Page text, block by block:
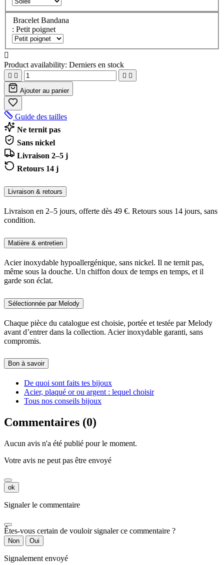
Bracelet Bandana
: Petit poignet

Product availability: Derniers en stock
   
Ajouter au panier
Guide des tailles
Ne ternit pas
Sans nickel
Livraison 2–5 j
Retours 14 j
Livraison & retours
Livraison en 2–5 jours, offerte dès 49 €. Retours sous 14 jours, sans
condition.
Matière & entretien
Acier inoxydable hypoallergénique, sans nickel. Il ne ternit pas,
même sous la douche. Un chiffon doux de temps en temps, et il
garde son éclat.
Sélectionnée par Melody
Chaque pièce du catalogue est choisie, portée et testée par Melody
avant d’entrer dans la collection. Acier inoxydable garanti, sans
compromis.
Bon à savoir
De quoi sont faits tes bijoux
Acier, plaqué or ou argent : lequel choisir
Tous nos conseils bijoux
Commentaires (0)
Aucun avis n'a été publié pour le moment.
Votre avis ne peut pas être envoyé
ok
Signaler le commentaire
Êtes-vous certain de vouloir signaler ce commentaire ?
Non Oui
Signalement envoyé